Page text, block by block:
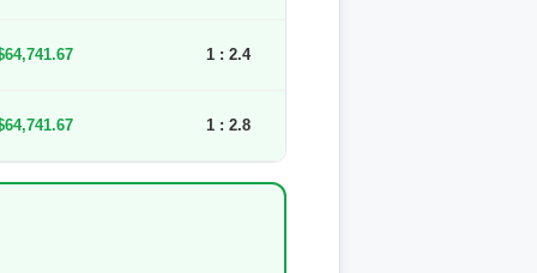
1 : 2.4
1 : 2.8